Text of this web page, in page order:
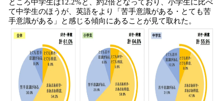
ところ中学生は12.2%と、約2倍となっており、小学生に比べ
て中学生のほうが、英語をより「苦手意識がある・とても苦
手意識がある」と感じる傾向にあることが見て取れた。